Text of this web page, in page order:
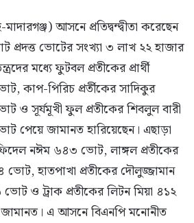
আসনে প্রতিদ্বন্দ্বীতা করেছেন
প্রদত্ত ভোটের সংখ্যা ৩ লাখ ২২ হাজার
মধ্যে ফুটবল প্রতীকের প্রার্থী
কাপ-পিরিচ প্রর্তীকের সাদিকুর
ও সূর্যমূখী ফুল প্রতীকের শিবলুল বারী
পেয়ে জামানত হারিয়েছেন। এছাড়া
নঈম ৬৪৩ ভোট, লাঙ্গল প্রতীকের
হাতপাখা প্রতীকের দৌলুজ্জামান
ও ট্রাক প্রতীকের লিটন মিয়া ৪১২
এ আসনে বিএনপি মনোনীত